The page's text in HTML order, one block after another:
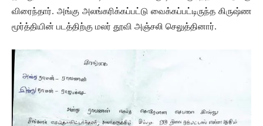
விரைந்தார். அங்கு அலங்கரிக்கப்பட்டு வைக்கப்பட்டிருந்த கிருஷ்ண
மூர்த்தியின் படத்திற்கு மலர் தூவி அஞ்சலி செலுத்தினார்.